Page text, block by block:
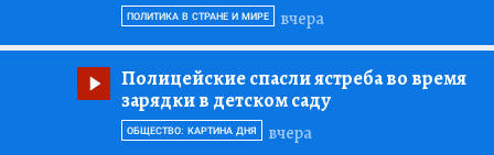
вчера
ПОЛИТИКА В СТРАНЕ И МИРЕ
Полицейские спасли ястреба во время
зарядки в детском саду
вчера
ОБЩЕСТВО: КАРТИНА ДНЯ